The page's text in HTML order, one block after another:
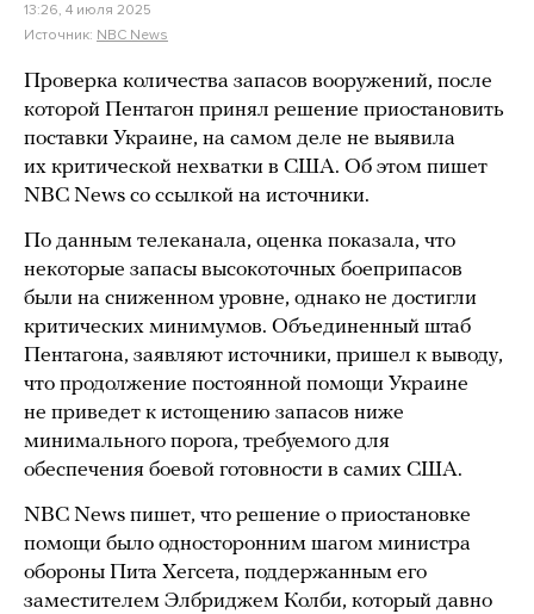
13:26, 4 июля 2025
Источник: NBC News
Проверка количества запасов вооружений, после
которой Пентагон принял решение приостановить
поставки Украине, на самом деле не выявила
их критической нехватки в США. Об этом пишет
NBC News со ссылкой на источники.
По данным телеканала, оценка показала, что
некоторые запасы высокоточных боеприпасов
были на сниженном уровне, однако не достигли
критических минимумов. Объединенный штаб
Пентагона, заявляют источники, пришел к выводу,
что продолжение постоянной помощи Украине
не приведет к истощению запасов ниже
минимального порога, требуемого для
обеспечения боевой готовности в самих США.
NBC News пишет, что решение о приостановке
помощи было односторонним шагом министра
обороны Пита Хегсета, поддержанным его
заместителем Элбриджем Колби, который давно